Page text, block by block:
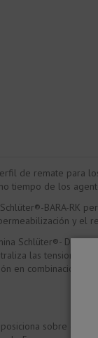
de remate para
tiempo de los
BARA-RK
y el
Schlüter®-
las tensiones
en combinación con
posiciona sobre el